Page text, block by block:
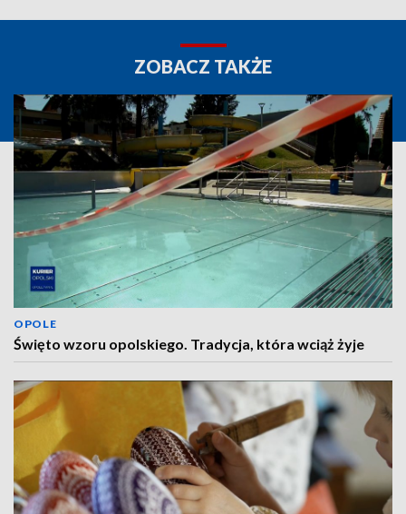
ZOBACZ TAKŻE
OPOLE
Święto wzoru opolskiego. Tradycja, która wciąż żyje